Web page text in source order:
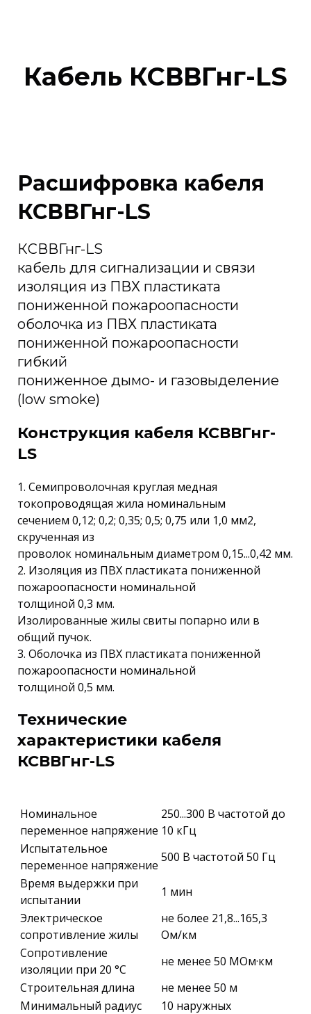
Кабель КСВВГнг-LS
Расшифровка кабеля
КСВВГнг-LS
КСВВГнг-LS
кабель для сигнализации и связи
изоляция из ПВХ пластиката
пониженной пожароопасности
оболочка из ПВХ пластиката
пониженной пожароопасности
гибкий
пониженное дымо- и газовыделение
(low smoke)
Конструкция кабеля КСВВГнг-
LS
1. Семипроволочная круглая медная
токопроводящая жила номинальным
сечением 0,12; 0,2; 0,35; 0,5; 0,75 или 1,0 мм2,
скрученная из
проволок номинальным диаметром 0,15...0,42 мм.
2. Изоляция из ПВХ пластиката пониженной
пожароопасности номинальной
толщиной 0,3 мм.
Изолированные жилы свиты попарно или в
общий пучок.
3. Оболочка из ПВХ пластиката пониженной
пожароопасности номинальной
толщиной 0,5 мм.
Технические
характеристики кабеля
КСВВГнг-LS
Номинальное
переменное напряжение
250...300 В частотой до
10 кГц
Испытательное
переменное напряжение
500 В частотой 50 Гц
Время выдержки при
испытании
1 мин
Электрическое
сопротивление жилы
не более 21,8...165,3
Ом/км
Сопротивление
изоляции при 20 °С
не менее 50 МОм·км
Строительная длина
не менее 50 м
Минимальный радиус
10 наружных